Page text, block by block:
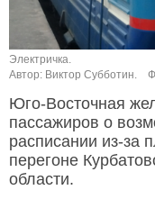
Электричка.
Автор: Виктор Субботин.
Юго-Восточная
пассажиров о
расписании из-за
перегоне
области.